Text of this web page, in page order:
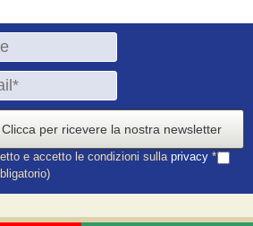
Clicca per ricevere la nostra newsletter
e accetto le condizioni sulla privacy *